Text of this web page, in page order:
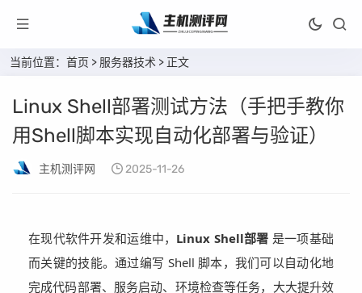
当前位置： 首页 > 服务器技术 > 正文
Linux Shell部署测试方法（手把手教你
用Shell脚本实现自动化部署与验证）
主机测评网 2025-11-26
在现代软件开发和运维中， Linux Shell部署 是一项基础
而关键的技能。通过编写 Shell 脚本，我们可以自动化地
完成代码部署、服务启动、环境检查等任务，大大提升效